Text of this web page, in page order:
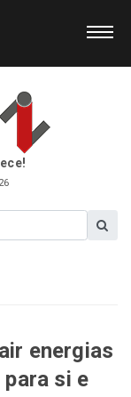
energias
si e